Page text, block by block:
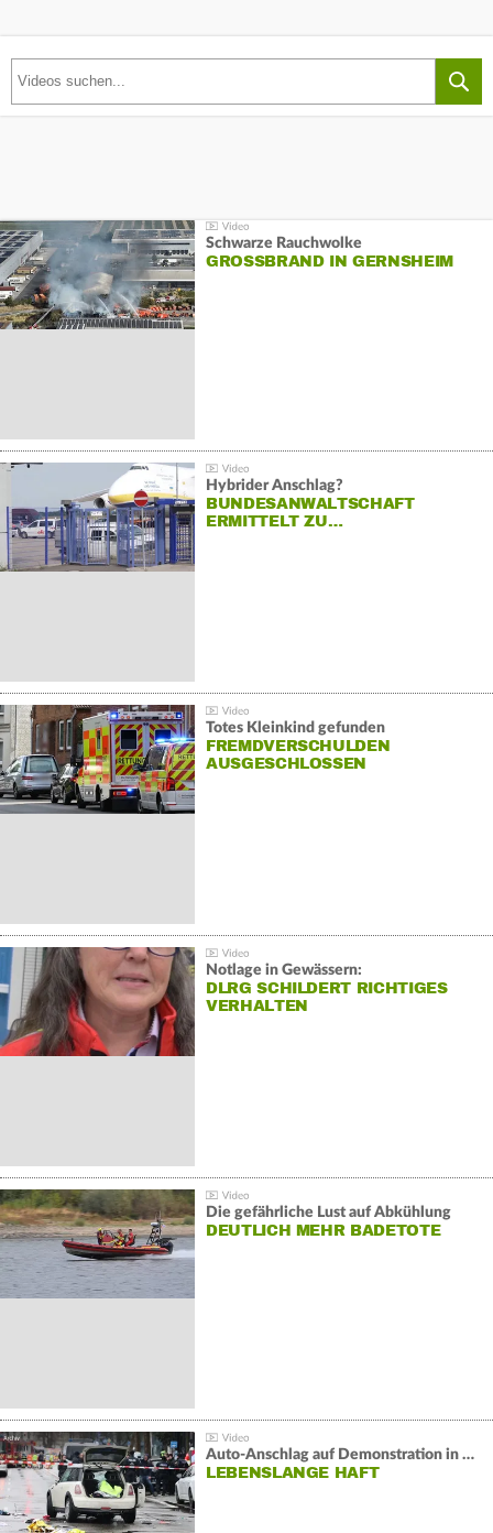
Schwarze Rauchwolke
GROSSBRAND IN GERNSHEIM
Hybrider Anschlag?
BUNDESANWALTSCHAFT
ERMITTELT ZU…
Totes Kleinkind gefunden
FREMDVERSCHULDEN
AUSGESCHLOSSEN
Notlage in Gewässern:
DLRG SCHILDERT RICHTIGES
VERHALTEN
Die gefährliche Lust auf Abkühlung
DEUTLICH MEHR BADETOTE
Auto-Anschlag auf Demonstration in München:
LEBENSLANGE HAFT